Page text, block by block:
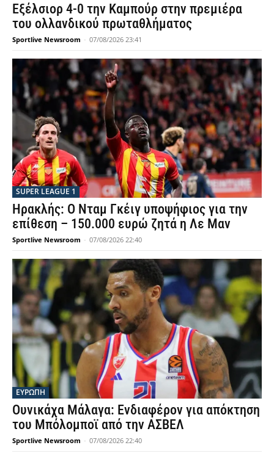
Εξέλσιορ 4-0 την Καμπούρ στην πρεμιέρα
του ολλανδικού πρωταθλήματος
Sportlive Newsroom - 07/08/2026 23:41
SUPER LEAGUE 1
Ηρακλής: Ο Νταμ Γκέιγ υποψήφιος για την
επίθεση – 150.000 ευρώ ζητά η Λε Μαν
Sportlive Newsroom - 07/08/2026 22:40
ΕΥΡΩΠΗ
Ουνικάχα Μάλαγα: Ενδιαφέρον για απόκτηση
του Μπόλομποϊ από την ΑΣΒΕΛ
Sportlive Newsroom - 07/08/2026 22:40